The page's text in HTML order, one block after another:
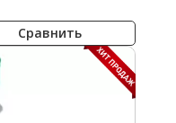
Сравнить